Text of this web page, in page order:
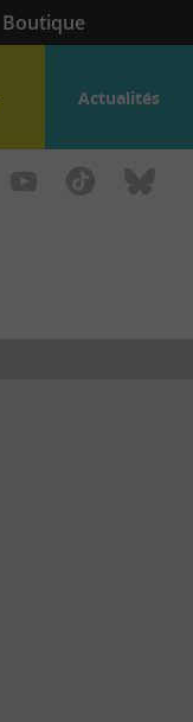
Boutique
Actualités